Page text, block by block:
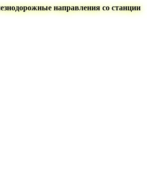
направления со станции